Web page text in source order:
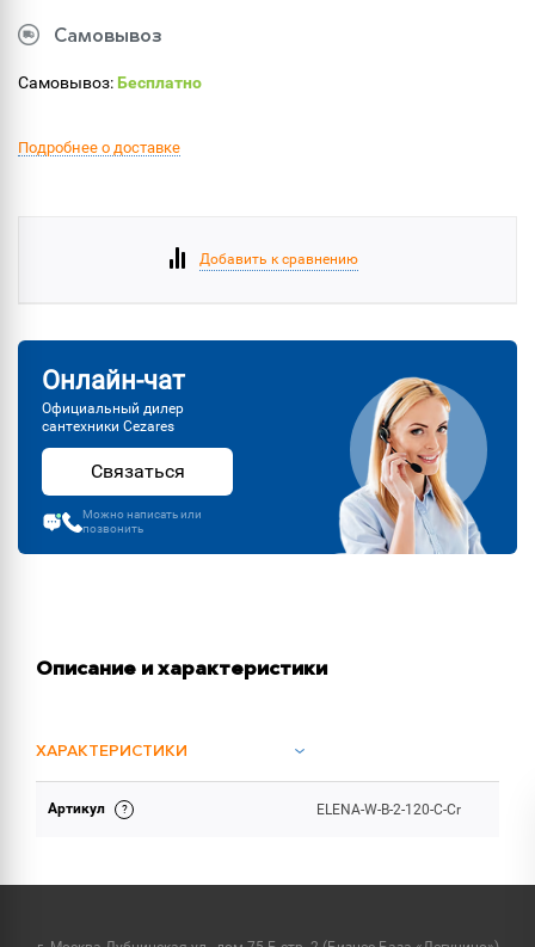
Самовывоз
Самовывоз:Бесплатно
Подробнее о доставке
Добавить к сравнению
Онлайн-чат
Официальный дилер
сантехники Cezares
Связаться
Можно написать или
позвонить
Описание и характеристики
ХАРАКТЕРИСТИКИ
ОБЪЕМ ПОСТАВКИ
Артикул ELENA-W-B-2-120-C-Cr